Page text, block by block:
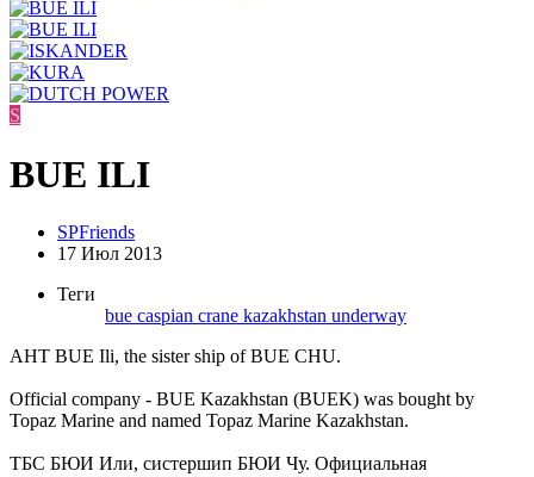
S
BUE ILI
SPFriends
17 Июл 2013
Теги
bue caspian crane kazakhstan underway
AHT BUE Ili, the sister ship of BUE CHU.
Official company - BUE Kazakhstan (BUEK) was bought by
Topaz Marine and named Topaz Marine Kazakhstan.
ТБС БЮИ Или, систершип БЮИ Чу. Официальная